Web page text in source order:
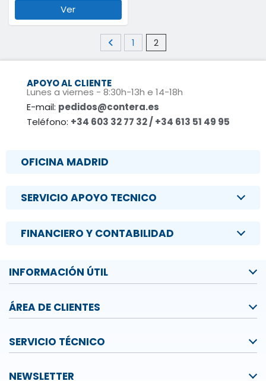
Ver
1 2
APOYO AL CLIENTE
Lunes a viernes - 8:30h-13h e 14-18h
E-mail: pedidos@contera.es
Teléfono: +34 603 32 77 32 / +34 613 51 49 95
OFICINA MADRID
SERVICIO APOYO TECNICO
FINANCIERO Y CONTABILIDAD
INFORMACIÓN ÚTIL
ÁREA DE CLIENTES
SERVICIO TÉCNICO
NEWSLETTER